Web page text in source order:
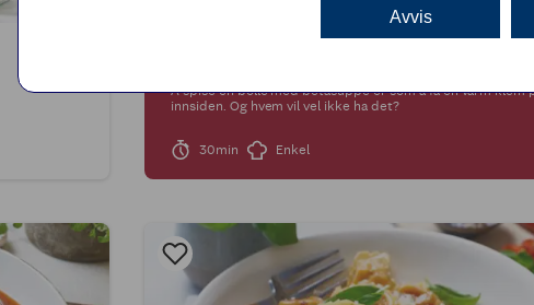
Å spise en bolle med betasuppe er som å få en varm klem
innsiden. Og hvem vil vel ikke ha det?
30min Enkel
Avvis